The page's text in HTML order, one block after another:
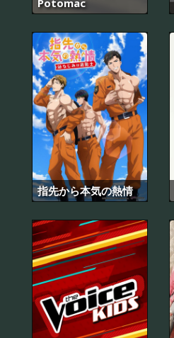
Potomac
指先から本気の熱情